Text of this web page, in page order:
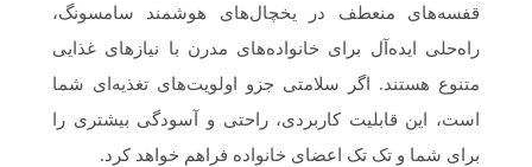
قفسه‌های منعطف در یخچال‌های هوشمند سامسونگ،
راه‌حلی ایده‌آل برای خانواده‌های مدرن با نیازهای غذایی
متنوع هستند. اگر سلامتی جزو اولویت‌های تغذیه‌ای شما
است، این قابلیت کاربردی، راحتی و آسودگی بیشتری را
برای شما و تک تک اعضای خانواده فراهم خواهد کرد.